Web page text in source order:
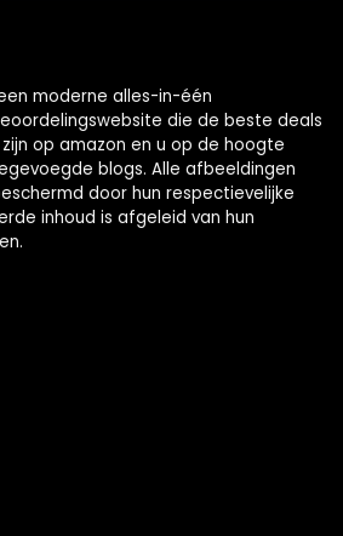
moderne alles-in-één
die de beste deals
op amazon en u op de hoogte
blogs. Alle afbeeldingen
door hun respectievelijke
inhoud is afgeleid van hun